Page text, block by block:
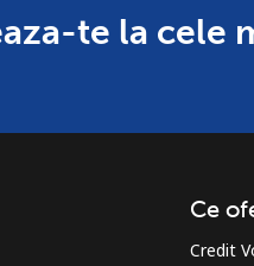
te la cele
Ce
Credit